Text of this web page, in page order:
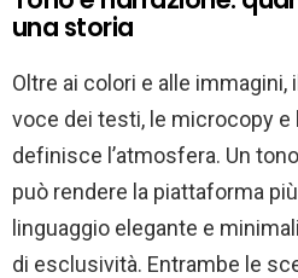
una storia
Oltre ai colori e alle immagini,
voce dei testi, le microcopy
definisce l’atmosfera. Un
può rendere la piattaforma
linguaggio elegante e
di esclusività. Entrambe le